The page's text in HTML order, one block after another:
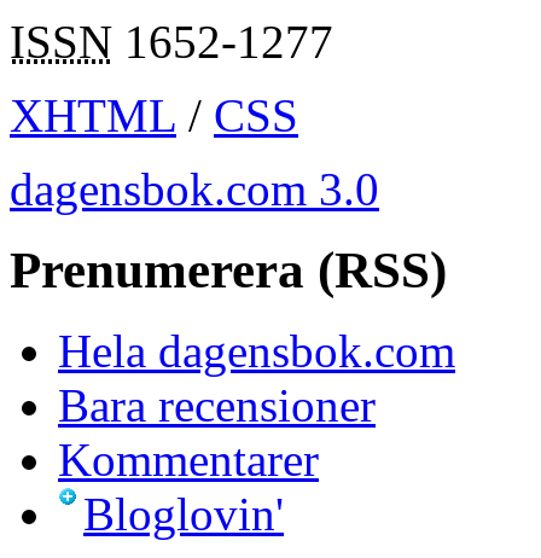
ISSN 1652-1277
XHTML / CSS
dagensbok.com 3.0
Prenumerera (RSS)
Hela dagensbok.com
Bara recensioner
Kommentarer
Bloglovin'